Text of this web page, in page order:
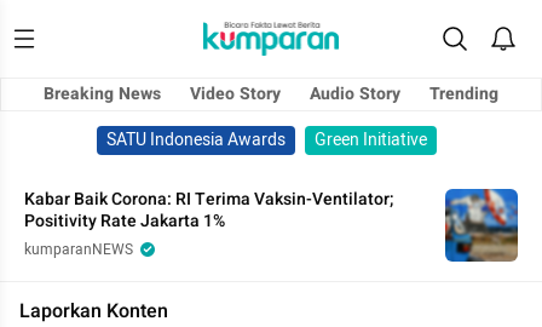
Breaking News Video Story Audio Story
Trending
SATU Indonesia Awards
Green Initiative
Kabar Baik Corona: RI Terima Vaksin-Ventilator;
Positivity Rate Jakarta 1%
kumparanNEWS
Laporkan Konten